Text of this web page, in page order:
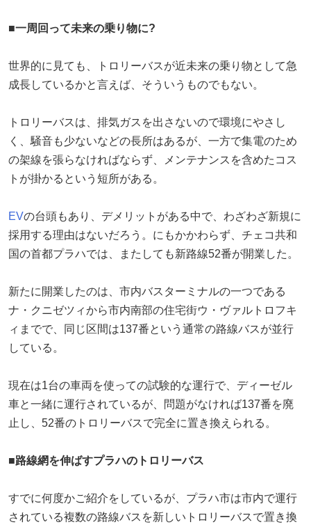
■一周回って未来の乗り物に?
世界的に見ても、トロリーバスが近未来の乗り物として急
成長しているかと言えば、そういうものでもない。
トロリーバスは、排気ガスを出さないので環境にやさし
く、騒音も少ないなどの長所はあるが、一方で集電のため
の架線を張らなければならず、メンテナンスを含めたコス
トが掛かるという短所がある。
EVの台頭もあり、デメリットがある中で、わざわざ新規に
採用する理由はないだろう。にもかかわらず、チェコ共和
国の首都プラハでは、またしても新路線52番が開業した。
新たに開業したのは、市内バスターミナルの一つである
ナ・クニゼツィから市内南部の住宅街ウ・ヴァルトロフキ
ィまでで、同じ区間は137番という通常の路線バスが並行
している。
現在は1台の車両を使っての試験的な運行で、ディーゼル
車と一緒に運行されているが、問題がなければ137番を廃
止し、52番のトロリーバスで完全に置き換えられる。
■路線網を伸ばすプラハのトロリーバス
すでに何度かご紹介をしているが、プラハ市は市内で運行
されている複数の路線バスを新しいトロリーバスで置き換